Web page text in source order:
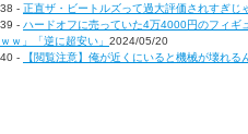
38 - 正直ザ・ビートルズって過大評価されすぎじ
39 - ハードオフに売っていた4万4000円のフィギ
ｗｗ」「逆に超安い」 2024/05/20
40 -
【閲覧注意】俺が近くにいると機械が壊れる